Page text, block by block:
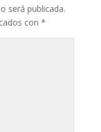
será publicada.
con *